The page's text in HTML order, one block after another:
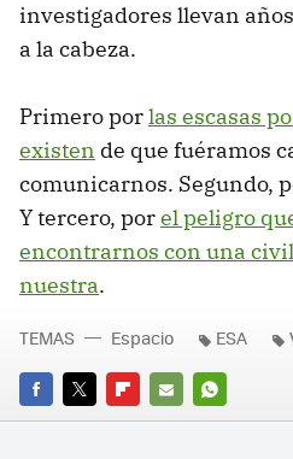
investigadores llevan
a la cabeza.
Primero porlas escasas
existen de que fuéramos
comunicarnos. Segundo,
Y tercero, porel peligro
encontrarnos con una
nuestra.
FACEBOOK
TWITTERFLIPBOARD
E-
WHATSAPP
TEMAS Espacio ESA